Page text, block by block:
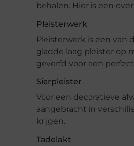
behalen. Hier is een
Pleisterwerk
Pleisterwerk is een van
gladde laag pleister op
geverfd voor een
Sierpleister
Voor een decoratieve
aangebracht in
krijgen.
Tadelakt